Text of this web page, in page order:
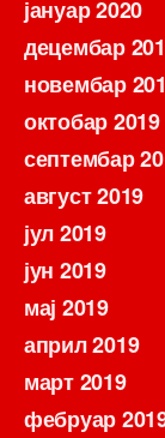
јануар 2020
децембар
новембар
октобар 2019
септембар
август 2019
јул 2019
јун 2019
мај 2019
април 2019
март 2019
фебруар